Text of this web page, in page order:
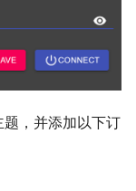
题，并添加以下订